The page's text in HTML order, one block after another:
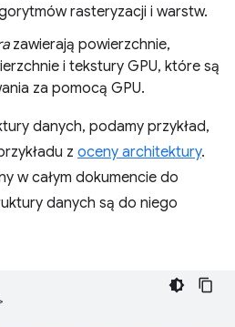
rasteryzacji i warstw.
zawierają powierzchnie,
i tekstury GPU, które są
za pomocą GPU.
danych, podamy przykład,
z oceny architektury.
w całym dokumencie do
danych są do niego